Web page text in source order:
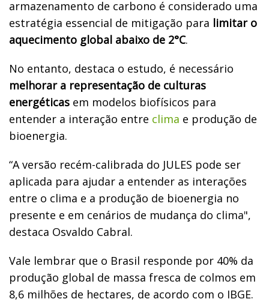
armazenamento de carbono é considerado uma
estratégia essencial de mitigação para limitar o
aquecimento global abaixo de 2°C.
No entanto, destaca o estudo, é necessário
melhorar a representação de culturas
energéticas em modelos biofísicos para
entender a interação entre clima e produção de
bioenergia.
“A versão recém-calibrada do JULES pode ser
aplicada para ajudar a entender as interações
entre o clima e a produção de bioenergia no
presente e em cenários de mudança do clima",
destaca Osvaldo Cabral.
Vale lembrar que o Brasil responde por 40% da
produção global de massa fresca de colmos em
8,6 milhões de hectares, de acordo com o IBGE.